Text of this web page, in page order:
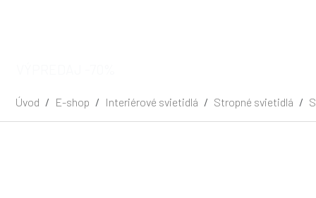
Úvod E-shop Interiérové svietidlá Stropné svietidlá